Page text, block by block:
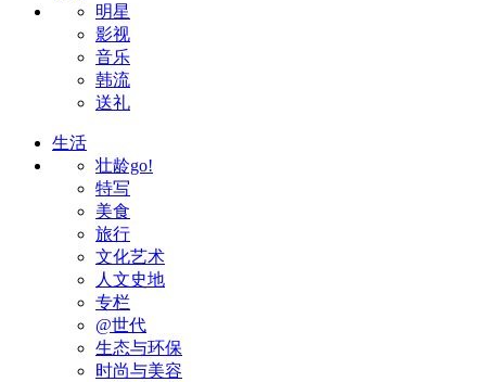
明星
影视
音乐
韩流
送礼
生活
壮龄go!
特写
美食
旅行
文化艺术
人文史地
专栏
@世代
生态与环保
时尚与美容